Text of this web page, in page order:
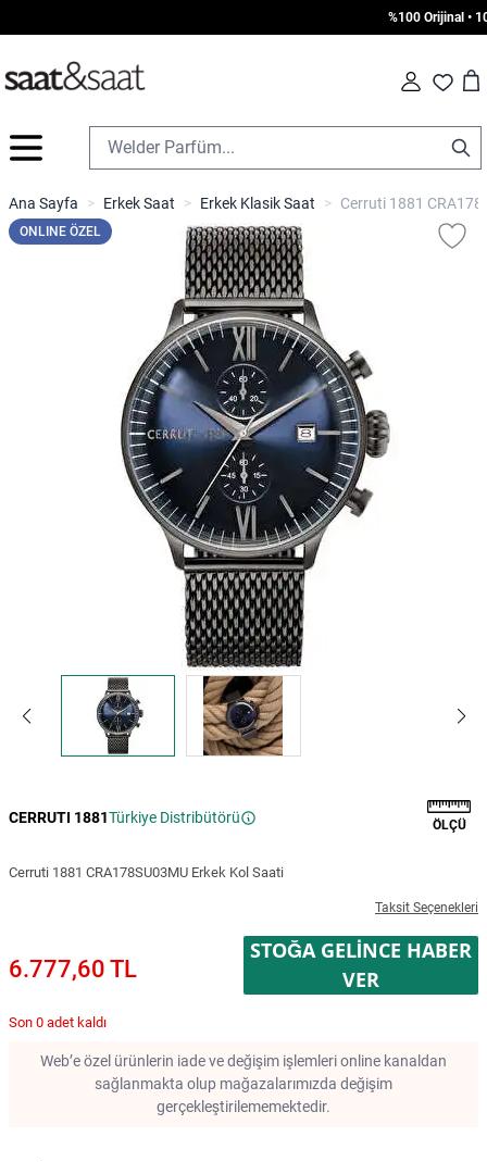
%100 Orijinal •
Fav Cart
İçeriğe geç
Ana Sayfa > Erkek Saat > Erkek Klasik Saat > Cerruti 1881
ONLINE ÖZEL
CERRUTI 1881Türkiye Distribütörü ÖLÇÜ
Cerruti 1881 CRA178SU03MU Erkek Kol Saati
Taksit Seçenekleri
6.777,60 TL
STOĞA GELINCE HABER
VER
Son 0 adet kaldı
Web’e özel ürünlerin iade ve değişim işlemleri online kanaldan
sağlanmakta olup mağazalarımızda değişim
gerçekleştirilememektedir.